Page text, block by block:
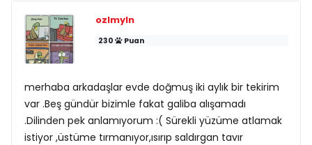
ozlmyln
230 Puan
merhaba arkadaşlar evde doğmuş iki aylık bir tekirim
var .Beş gündür bizimle fakat galiba alışamadı
.Dilinden pek anlamıyorum :( Sürekli yüzüme atlamak
istiyor ,üstüme tırmanıyor,ısırıp saldırgan tavır